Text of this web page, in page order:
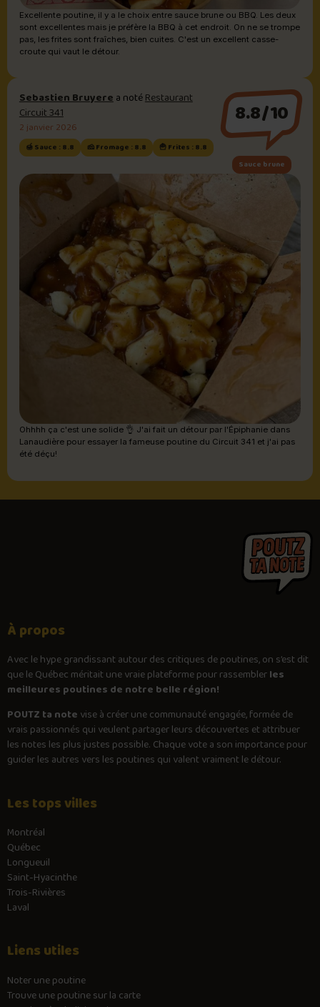
Excellente poutine, il y a le choix entre sauce brune ou BBQ. Les deux
sont excellentes mais je préfère la BBQ à cet endroit. On ne se trompe
pas, les frites sont fraîches, bien cuites. C'est un excellent casse-
croute qui vaut le détour.
Sebastien Bruyerea notéRestaurant
Circuit 341
2 janvier 2026
🍯 Sauce : 8.8 🧀 Fromage : 8.8 🍟 Frites : 8.8
8.8/10
Sauce brune
Ohhhh ça c'est une solide 👌 J'ai fait un détour par l'Épiphanie dans
Lanaudière pour essayer la fameuse poutine du Circuit 341 et j'ai pas
été déçu!
À propos
Avec lehypegrandissant autour des critiques de poutines, on s’est dit
que le Québec méritait une vraie plateforme pour rassemblerles
meilleures poutines de notre belle région!
POUTZ ta note vise à créer une communauté engagée, formée de
vrais passionnés qui veulent partager leurs découvertes et attribuer
les notes les plus justes possible. Chaque vote a son importance pour
guider les autres vers les poutines qui valent vraiment le détour.
Les tops villes
Montréal
Québec
Longueuil
Saint-Hyacinthe
Trois-Rivières
Laval
Liens utiles
Noter une poutine
Trouve une poutine sur la carte